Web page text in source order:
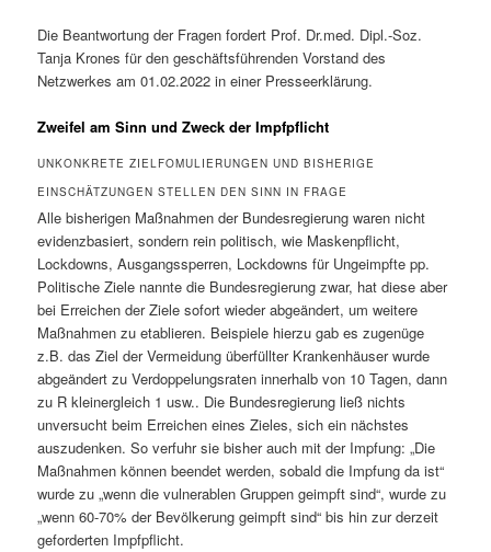
Die Beantwortung der Fragen fordert Prof. Dr.med. Dipl.-Soz.
Tanja Krones für den geschäftsführenden Vorstand des
Netzwerkes am 01.02.2022 in einer Presseerklärung.
Zweifel am Sinn und Zweck der Impfpflicht
UNKONKRETE ZIELFOMULIERUNGEN UND BISHERIGE
EINSCHÄTZUNGEN STELLEN DEN SINN IN FRAGE
Alle bisherigen Maßnahmen der Bundesregierung waren nicht
evidenzbasiert, sondern rein politisch, wie Maskenpflicht,
Lockdowns, Ausgangssperren, Lockdowns für Ungeimpfte pp.
Politische Ziele nannte die Bundesregierung zwar, hat diese aber
bei Erreichen der Ziele sofort wieder abgeändert, um weitere
Maßnahmen zu etablieren. Beispiele hierzu gab es zugenüge
z.B. das Ziel der Vermeidung überfüllter Krankenhäuser wurde
abgeändert zu Verdoppelungsraten innerhalb von 10 Tagen, dann
zu R kleinergleich 1 usw.. Die Bundesregierung ließ nichts
unversucht beim Erreichen eines Zieles, sich ein nächstes
auszudenken. So verfuhr sie bisher auch mit der Impfung: „Die
Maßnahmen können beendet werden, sobald die Impfung da ist“
wurde zu „wenn die vulnerablen Gruppen geimpft sind“, wurde zu
„wenn 60-70% der Bevölkerung geimpft sind“ bis hin zur derzeit
geforderten Impfpflicht.